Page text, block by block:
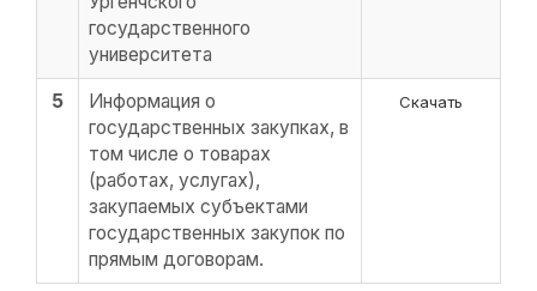
государственного
университета
5
Информация о
государственных закупках, в
том числе о товарах
(работах, услугах),
закупаемых субъектами
государственных закупок по
прямым договорам.
Скачать